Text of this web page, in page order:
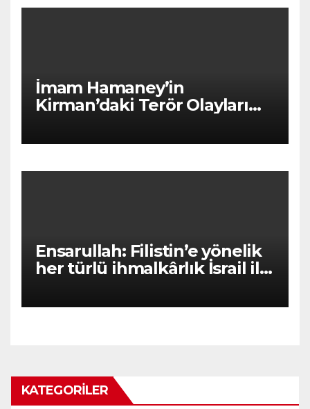
İmam Hamaney’in
Kirman’daki Terör Olayları
Ensarullah: Filistin’e yönelik
her türlü ihmalkârlık İsrail ile
KATEGORILER